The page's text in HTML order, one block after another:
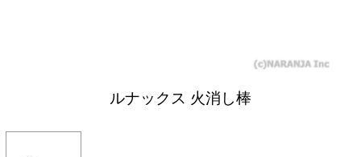
ルナックス 火消し棒